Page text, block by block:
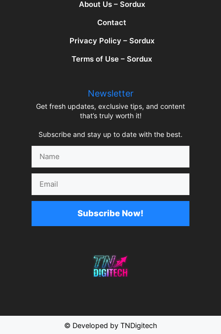
About Us – Sordux
Contact
Privacy Policy – Sordux
Terms of Use – Sordux
Newsletter
Get fresh updates, exclusive tips, and content
that’s truly worth it!
Subscribe and stay up to date with the best.
Subscribe Now!